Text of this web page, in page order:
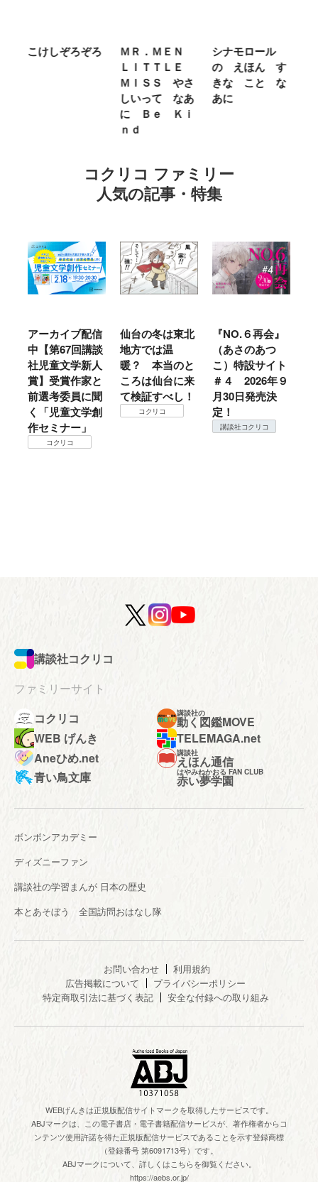
こけしぞろぞろ
ＭＲ．ＭＥＮ
ＬＩＴＴＬＥ
ＭＩＳＳ やさ
しいって なあ
に Ｂｅ Ｋｉ
ｎｄ
シナモロール
の えほん す
きな こと な
あに
コクリコ ファミリー
人気の記事・特集
アーカイブ配信
中【第67回講談
社児童文学新人
賞】受賞作家と
前選考委員に聞
く「児童文学創
作セミナー」
コクリコ
仙台の冬は東北
地方では温
暖？ 本当のと
ころは仙台に来
て検証すべし！
コクリコ
『NO.６再会』
（あさのあつ
こ）特設サイト
＃４ 2026年９
月30日発売決
定！
講談社コクリコ
講談社コクリコ
ファミリーサイト
コクリコ
講談社の
動く図鑑MOVE
WEB げんき
TELEMAGA.net
Aneひめ.net
講談社
えほん通信
青い鳥文庫
はやみねかおる FAN CLUB
赤い夢学園
ボンボンアカデミー
ディズニーファン
講談社の学習まんが 日本の歴史
本とあそぼう 全国訪問おはなし隊
お問い合わせ
利用規約
広告掲載について
プライバシーポリシー
特定商取引法に基づく表記
安全な付録への取り組み
WEBげんきは正規版配信サイトマークを取得したサービスです。
ABJマークは、この電子書店・電子書籍配信サービスが、著作権者からコ
ンテンツ使用許諾を得た正規版配信サービスであることを示す登録商標
（登録番号 第6091713号）です。
ABJマークについて、詳しくはこちらを御覧ください。
https://aebs.or.jp/